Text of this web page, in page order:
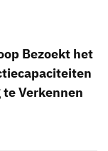
Bezoekt het
Verkennen